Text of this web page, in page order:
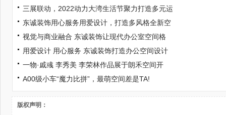
三展联动，2022动力大湾生活节聚力打造多元运
东诚装饰用心服务用爱设计，打造多风格全新空
视觉与商业融合 东诚装饰让现代办公室空间格
用爱设计 用心服务 东诚装饰打造办公空间设计
一物·戚彧 李秀美 李荣林作品展于朗禾空间开
A00级小车“魔力比拼”，最萌空间差是TA!
版权声明：